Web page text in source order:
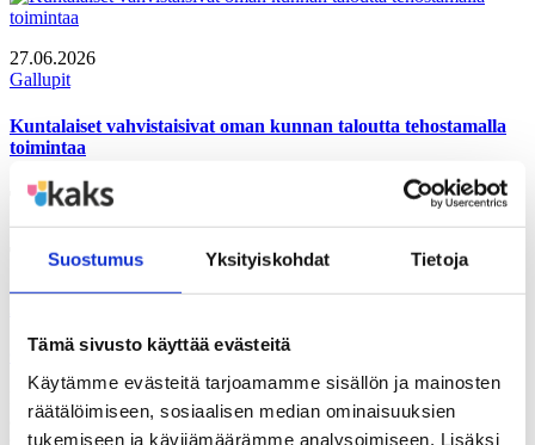
Suostumus Yksityiskohdat Tietoja
Tämä sivusto käyttää evästeitä
Käytämme evästeitä tarjoamamme sisällön ja mainosten
räätälöimiseen, sosiaalisen median ominaisuuksien
tukemiseen ja kävijämäärämme analysoimiseen. Lisäksi
27.06.2026
Gallupit
Kuntalaiset vahvistaisivat oman kunnan taloutta tehostamalla
toimintaa
Tutustu myös näihin julkaisuihin
Tutustu myös näihin gallupeihin
GALLUP
Suomalaisen aikuisväestön suhtautuminen oman asuinkunnan
keinoihin talouden pohjan vahvistamiseksi, suomalaisen
aikuisväestön näkemykset verotuksesta, suomalaisen aikuisväestön